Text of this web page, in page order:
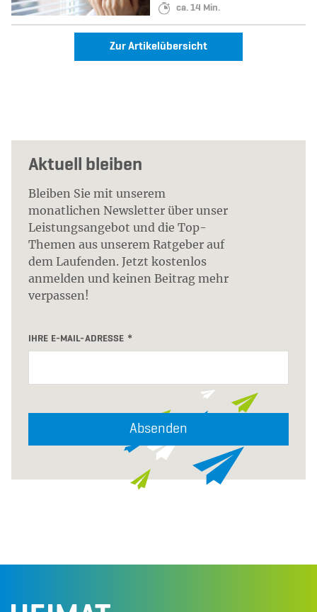
Lesedauer:
ca. 14 Min.
Zur Artikelübersicht
Aktuell bleiben
Bleiben Sie mit unserem
monatlichen Newsletter über unser
Leistungsangebot und die Top-
Themen aus unserem Ratgeber auf
dem Laufenden. Jetzt kostenlos
anmelden und keinen Beitrag mehr
verpassen!
IHRE E-MAIL-ADRESSE
Absenden